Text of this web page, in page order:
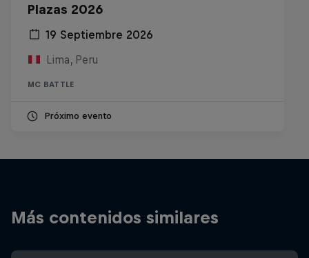
Plazas 2026
19 Septiembre 2026
Lima, Peru
MC BATTLE
Próximo evento
Más contenidos similares